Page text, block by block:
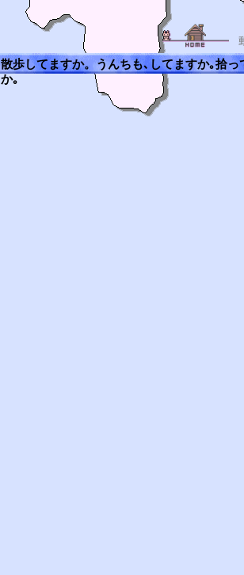
散歩してますか。うんちも､してますか｡拾っ
か｡